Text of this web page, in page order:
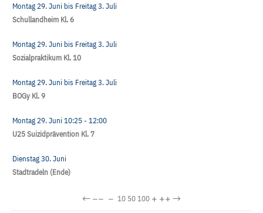
Montag 29. Juni bis Freitag 3. Juli
Schullandheim Kl. 6
Montag 29. Juni bis Freitag 3. Juli
Sozialpraktikum Kl. 10
Montag 29. Juni bis Freitag 3. Juli
BOGy Kl. 9
Montag 29. Juni 10:25- 12:00
U25 Suizidprävention Kl. 7
Dienstag 30. Juni
Stadtradeln (Ende)
←−− − 10 50100 + ++→